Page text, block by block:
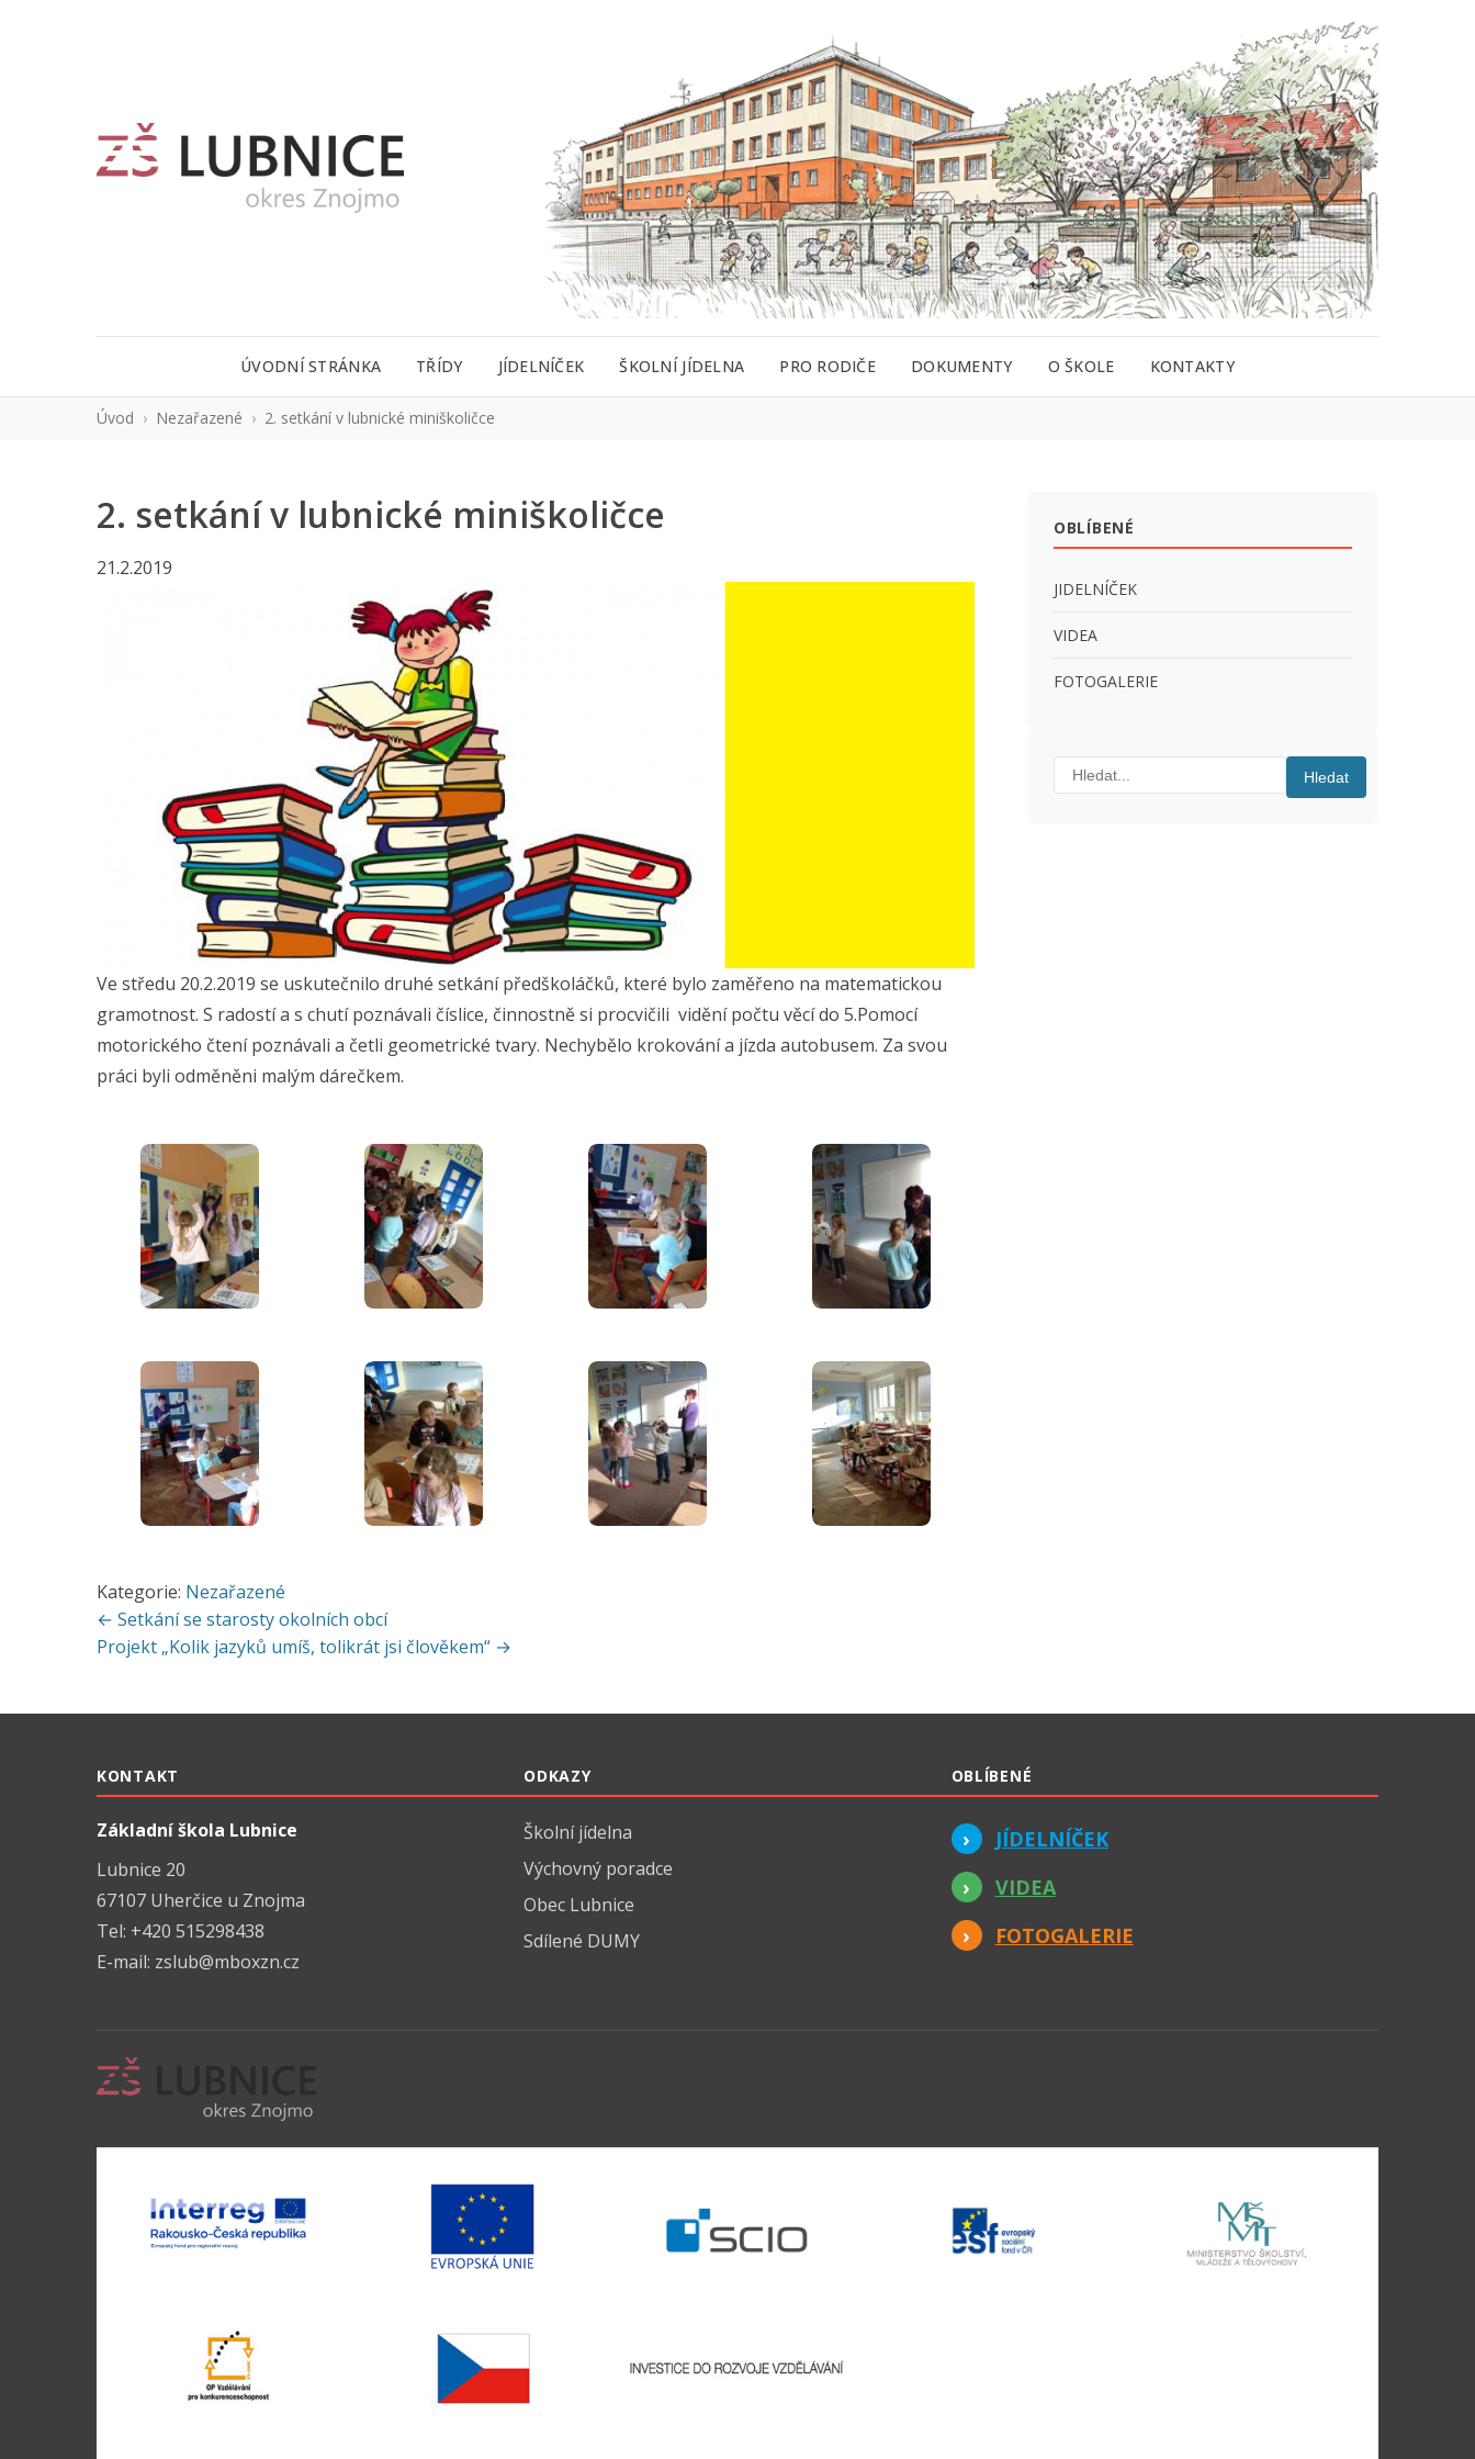
ÚVODNÍ STRÁNKA TŘÍDY JÍDELNÍČEK ŠKOLNÍ JÍDELNA PRO RODIČE DOKUMENTY O ŠKOLE KONTAKTY
Úvod › Nezařazené › 2. setkání v lubnické miniškoličce
2. setkání v lubnické miniškoličce
21.2.2019
Ve středu 20.2.2019 se uskutečnilo druhé setkání předškoláčků, které bylo zaměřeno na matematickou
gramotnost. S radostí a s chutí poznávali číslice, činnostně si procvičili vidění počtu věcí do 5.Pomocí
motorického čtení poznávali a četli geometrické tvary. Nechybělo krokování a jízda autobusem. Za svou
práci byli odměněni malým dárečkem.
Kategorie: Nezařazené
Navigace
pro
← Setkání se starosty okolních obcí
Projekt „Kolik jazyků umíš, tolikrát jsi člověkem“ →
OBLÍBENÉ
JIDELNÍČEK
VIDEA
FOTOGALERIE
Hledat: Hledat
KONTAKT
Základní škola Lubnice
Lubnice 20
67107 Uherčice u Znojma
Tel: +420 515298438
E-mail: zslub@mboxzn.cz
ODKAZY
Školní jídelna
Výchovný poradce
Obec Lubnice
Sdílené DUMY
OBLÍBENÉ
JÍDELNÍČEK
VIDEA
FOTOGALERIE